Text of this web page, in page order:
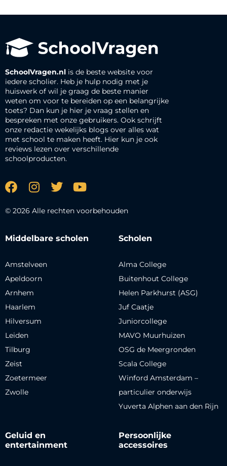
SchoolVragen.nl is de beste website voor
iedere scholier. Heb je hulp nodig met je
huiswerk of wil je graag de beste manier
weten om voor te bereiden op een belangrijke
toets? Dan kun je hier je vraag stellen en
bespreken met onze gebruikers. Ook schrijft
onze redactie wekelijks blogs over alles wat
met school te maken heeft. Hier kun je ook
reviews lezen over verschillende
schoolproducten.
© 2026 Alle rechten voorbehouden
Middelbare scholen
Amstelveen
Apeldoorn
Arnhem
Haarlem
Hilversum
Leiden
Tilburg
Zeist
Zoetermeer
Zwolle
Scholen
Alma College
Buitenhout College
Helen Parkhurst (ASG)
Juf Caatje
Juniorcollege
MAVO Muurhuizen
OSG de Meergronden
Scala College
Winford Amsterdam –
particulier onderwijs
Yuverta Alphen aan den Rijn
Geluid en
entertainment
Persoonlijke
accessoires